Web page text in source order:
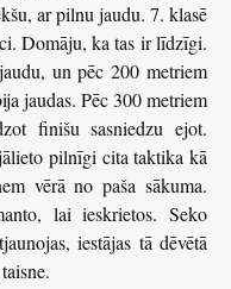
ar pilnu jaudu. 7. klasē
Domāju, ka tas ir līdzīgi.
un pēc 200 metriem
jaudas. Pēc 300 metriem
finišu sasniedzu ejot.
pilnīgi cita taktika kā
vērā no paša sākuma.
lai ieskrietos. Seko
iestājas tā dēvētā